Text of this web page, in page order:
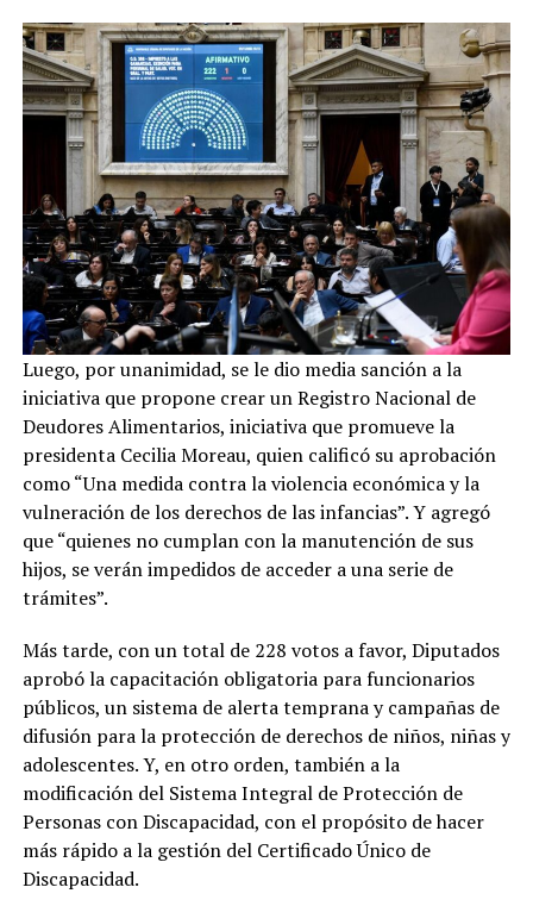
Luego, por unanimidad, se le dio media sanción a la
iniciativa que propone crear un Registro Nacional de
Deudores Alimentarios, iniciativa que promueve la
presidenta Cecilia Moreau, quien calificó su aprobación
como “Una medida contra la violencia económica y la
vulneración de los derechos de las infancias”. Y agregó
que “quienes no cumplan con la manutención de sus
hijos, se verán impedidos de acceder a una serie de
trámites”.
Más tarde, con un total de 228 votos a favor, Diputados
aprobó la capacitación obligatoria para funcionarios
públicos, un sistema de alerta temprana y campañas de
difusión para la protección de derechos de niños, niñas y
adolescentes. Y, en otro orden, también a la
modificación del Sistema Integral de Protección de
Personas con Discapacidad, con el propósito de hacer
más rápido a la gestión del Certificado Único de
Discapacidad.